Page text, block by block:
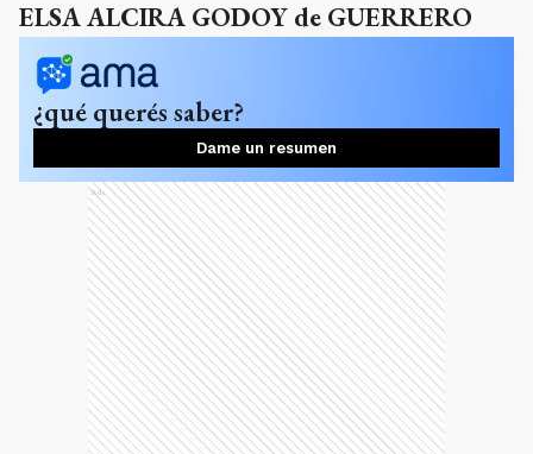
ELSA ALCIRA GODOY de GUERRERO
¿qué querés saber?
Dame un resumen
Ads